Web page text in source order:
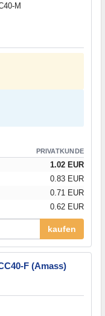
M
PRIVATKUNDE
1.02 EUR
0.83 EUR
0.71 EUR
0.62 EUR
kaufen
F (Amass)